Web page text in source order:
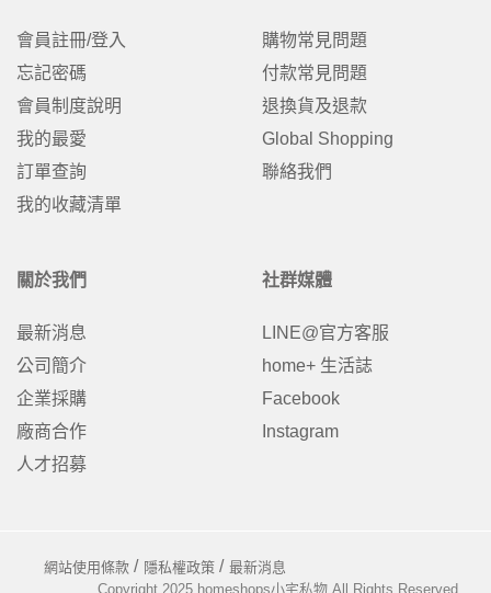
會員註冊/登入
忘記密碼
會員制度說明
我的最愛
訂單查詢
我的收藏清單
購物常見問題
付款常見問題
退換貨及退款
Global Shopping
聯絡我們
關於我們
最新消息
公司簡介
企業採購
廠商合作
人才招募
社群媒體
LINE@官方客服
home+ 生活誌
Facebook
Instagram
網站使用條款 隱私權政策
最新消息
Copyright 2025 homeshops小宅私物 All Rights Reserved